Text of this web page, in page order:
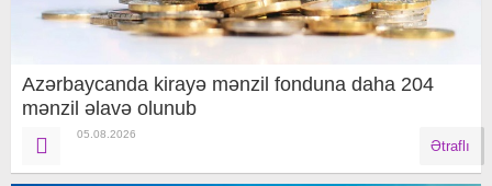
Azərbaycanda kirayə mənzil fonduna daha 204
mənzil əlavə olunub
05.08.2026
Ətraflı